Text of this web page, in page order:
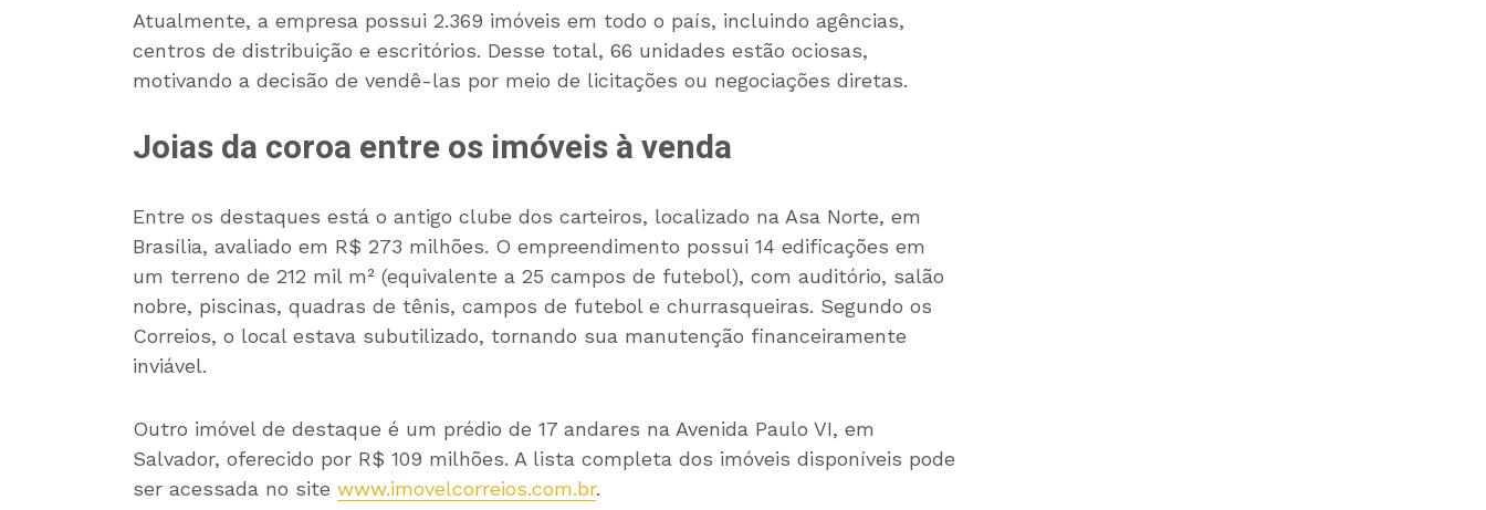
Atualmente, a empresa possui 2.369 imóveis em todo o país, incluindo agências,
centros de distribuição e escritórios. Desse total, 66 unidades estão ociosas,
motivando a decisão de vendê-las por meio de licitações ou negociações diretas.
Joias da coroa entre os imóveis à venda
Entre os destaques está o antigo clube dos carteiros, localizado na Asa Norte, em
Brasília, avaliado em R$ 273 milhões. O empreendimento possui 14 edificações em
um terreno de 212 mil m² (equivalente a 25 campos de futebol), com auditório, salão
nobre, piscinas, quadras de tênis, campos de futebol e churrasqueiras. Segundo os
Correios, o local estava subutilizado, tornando sua manutenção financeiramente
inviável.
Outro imóvel de destaque é um prédio de 17 andares na Avenida Paulo VI, em
Salvador, oferecido por R$ 109 milhões. A lista completa dos imóveis disponíveis pode
ser acessada no site www.imovelcorreios.com.br.